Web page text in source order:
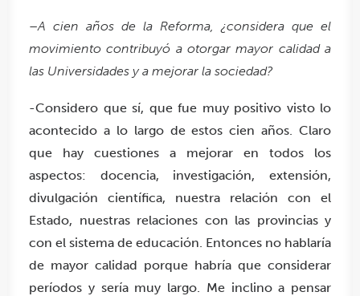
–A cien años de la Reforma, ¿considera que el
movimiento contribuyó a otorgar mayor calidad a
las Universidades y a mejorar la sociedad?
-Considero que sí, que fue muy positivo visto lo
acontecido a lo largo de estos cien años. Claro
que hay cuestiones a mejorar en todos los
aspectos: docencia, investigación, extensión,
divulgación científica, nuestra relación con el
Estado, nuestras relaciones con las provincias y
con el sistema de educación. Entonces no hablaría
de mayor calidad porque habría que considerar
períodos y sería muy largo. Me inclino a pensar